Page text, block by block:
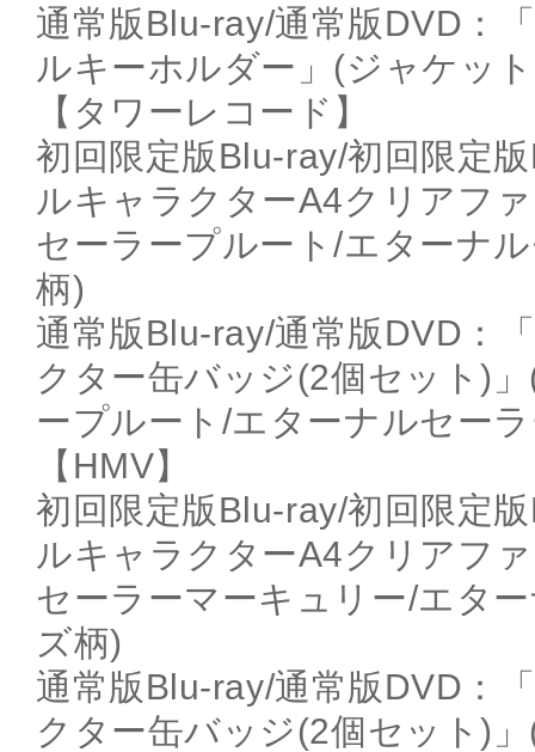
通常版Blu-ray/通常版DVD：
ルキーホルダー」(ジャケッ
【タワーレコード】
初回限定版Blu-ray/初回限定
ルキャラクターA4クリアフ
セーラープルート/エターナ
柄)
通常版Blu-ray/通常版DVD：
クター缶バッジ(2個セット)
ープルート/エターナルセー
【HMV】
初回限定版Blu-ray/初回限定
ルキャラクターA4クリアフ
セーラーマーキュリー/エタ
ズ柄)
通常版Blu-ray/通常版DVD：
クター缶バッジ(2個セット)